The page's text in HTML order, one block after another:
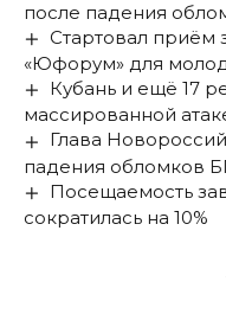
после падения
Стартовал приём
«Юфорум» для
Кубань и ещё 17
массированной
Глава
падения обломков
Посещаемость
сократилась на 10%